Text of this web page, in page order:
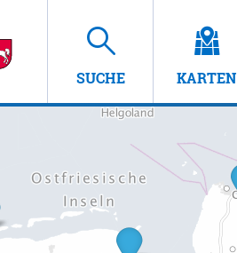
SUCHE KARTEN